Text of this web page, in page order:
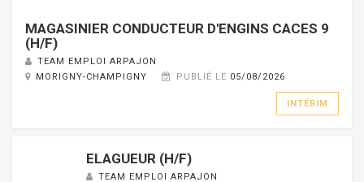
MAGASINIER CONDUCTEUR D'ENGINS CACES 9
(H/F)
TEAM EMPLOI ARPAJON
MORIGNY-CHAMPIGNY
PUBLIÉ LE 05/08/2026
INTÉRIM
ELAGUEUR (H/F)
TEAM EMPLOI ARPAJON